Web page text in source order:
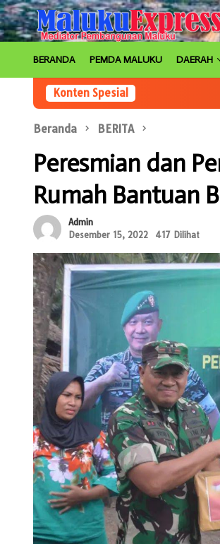
BERANDA PEMDA MALUKU DAERAH
Konten Spesial
Beranda BERITA
Peresmian dan
Rumah Bantuan
Admin
Desember 15, 2022
417 Dilihat